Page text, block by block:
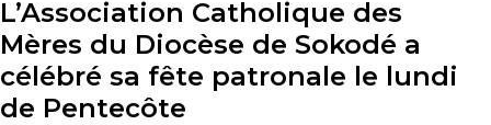
L’Association Catholique des
Mères du Diocèse de Sokodé a
célébré sa fête patronale le lundi
de Pentecôte